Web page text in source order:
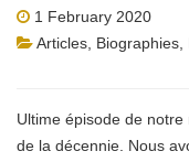
1 February 2020
Articles Biographies
Ultime épisode de
de la décennie. Nous